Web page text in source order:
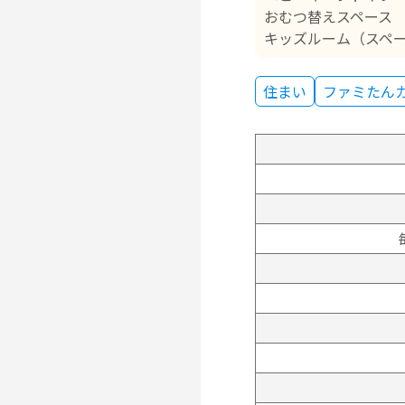
おむつ替えスペース
キッズルーム（スペ
住まい ファミたん